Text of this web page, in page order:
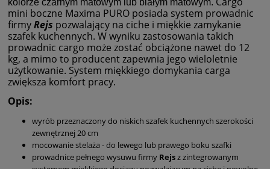
mini boczne Maxima PURO posiada system prowadnic
firmyRejs pozwalający na ciche i miękkie zamykanie
szafek kuchennych. W wyniku zastosowania takich
prowadnic cargo może zostać obciążone nawet do 12
kg, a mimo to producent zapewnia jego wieloletnie
użytkowanie. System miękkiego domykania carga
zwiększa komfort pracy.
Opis:
wyrób przeznaczony do niskich szafek kuchennych szerokości
zewnętrznej 20 cm
mocowanie stelaża - do lewego lub prawego boku szafki
prowadnice pełnego wysuwu firmy Rejsz zintegrowanym